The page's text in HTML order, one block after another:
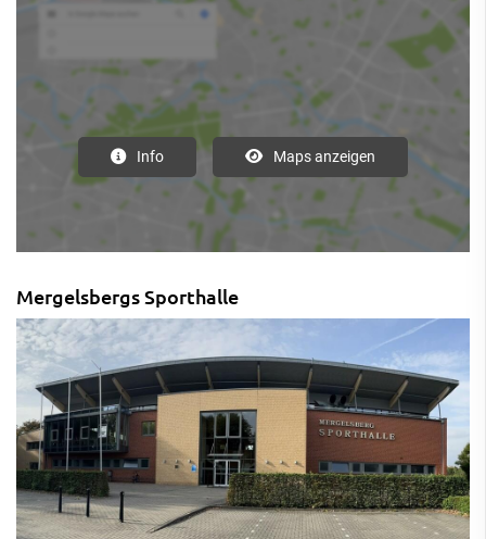
Info Maps anzeigen
Mergelsbergs Sporthalle